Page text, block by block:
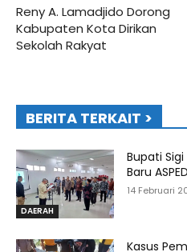
Reny A. Lamadjido Dorong
Kabupaten Kota Dirikan
Sekolah Rakyat
BERITA TERKAIT >
DAERAH
Bupati
Baru
14 Februari
Kasus